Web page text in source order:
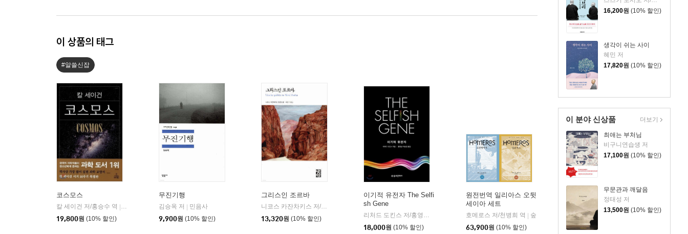
16,200원 (10% 할인)
생각이 쉬는 사이
혜민 저
17,820원 (10% 할인)
이 분야 신상품
최애는 부처님
비구니연습생 저
17,100원 (10% 할인)
무문관과 깨달음
정태성 저
13,500원 (10% 할인)
더보기
이 상품의 태그
#알쓸신잡
코스모스
칼 세이건 저/홍승수 역
사이언스북스
19,800원 (10% 할인)
무진기행
김승옥 저
민음사
9,900원 (10% 할인)
그리스인 조르바
니코스 카잔차키스 저/이윤기 역
열린책들
13,320원 (10% 할인)
이기적 유전자 The Selfi
sh Gene
리처드 도킨스 저/홍영남,이상임 공역
을유문화사
18,000원 (10% 할인)
원전번역 일리아스 오뒷
세이아 세트
호메로스 저/천병희 역
숲
63,900원 (10% 할인)